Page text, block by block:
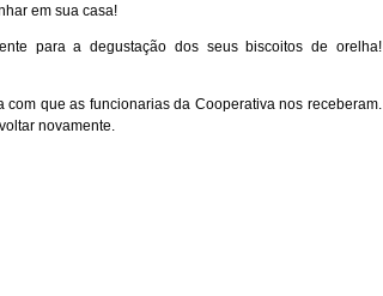
em sua casa!
para a degustação dos seus biscoitos de orelha!
que as funcionarias da Cooperativa nos receberam.
novamente.